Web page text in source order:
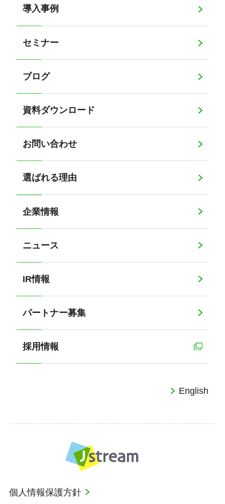
導入事例
セミナー
ブログ
資料ダウンロード
お問い合わせ
選ばれる理由
企業情報
ニュース
IR情報
パートナー募集
採用情報
English
個人情報保護方針